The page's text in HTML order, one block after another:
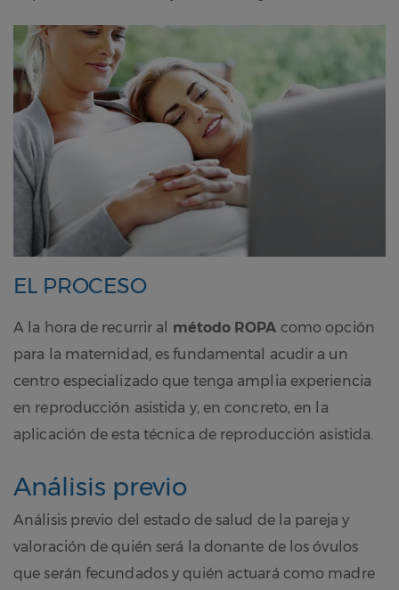
EL PROCESO
A la hora de recurrir al método ROPA como opción
para la maternidad, es fundamental acudir a un
centro especializado que tenga amplia experiencia
en reproducción asistida y, en concreto, en la
aplicación de esta técnica de reproducción asistida.
Análisis previo
Análisis previo del estado de salud de la pareja y
valoración de quién será la donante de los óvulos
que serán fecundados y quién actuará como madre